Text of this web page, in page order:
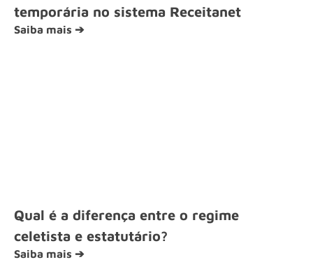
temporária no sistema Receitanet
Saiba mais ➔
Qual é a diferença entre o regime
celetista e estatutário?
Saiba mais ➔